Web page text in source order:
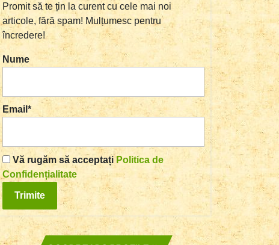
Promit să te țin la curent cu cele mai noi
articole, fără spam! Mulțumesc pentru
încredere!
Nume
Email*
Vă rugăm să acceptați Politica de
Confidențialitate